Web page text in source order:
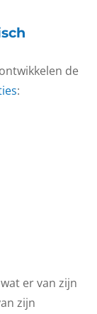
de
:
er van zijn
zijn